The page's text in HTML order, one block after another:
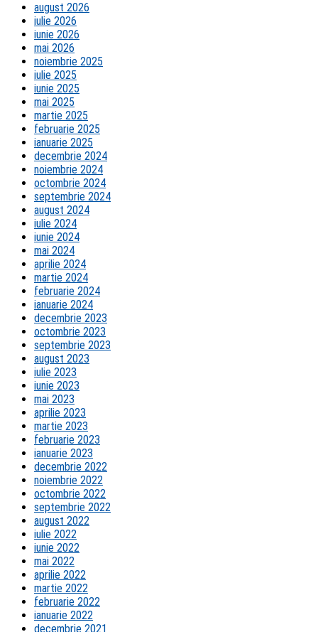
august 2026
iulie 2026
iunie 2026
mai 2026
noiembrie 2025
iulie 2025
iunie 2025
mai 2025
martie 2025
februarie 2025
ianuarie 2025
decembrie 2024
noiembrie 2024
octombrie 2024
septembrie 2024
august 2024
iulie 2024
iunie 2024
mai 2024
aprilie 2024
martie 2024
februarie 2024
ianuarie 2024
decembrie 2023
octombrie 2023
septembrie 2023
august 2023
iulie 2023
iunie 2023
mai 2023
aprilie 2023
martie 2023
februarie 2023
ianuarie 2023
decembrie 2022
noiembrie 2022
octombrie 2022
septembrie 2022
august 2022
iulie 2022
iunie 2022
mai 2022
aprilie 2022
martie 2022
februarie 2022
ianuarie 2022
decembrie 2021